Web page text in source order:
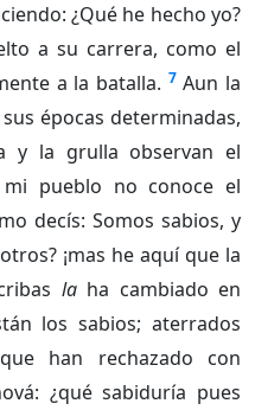
¿Qué he hecho yo?
a su carrera, como el
a la batalla. 7 Aun la
épocas determinadas,
y la grulla observan el
pueblo no conoce el
decís: Somos sabios, y
¡mas he aquí que la
laha cambiado en
los sabios; aterrados
han rechazado con
¿qué sabiduría pues